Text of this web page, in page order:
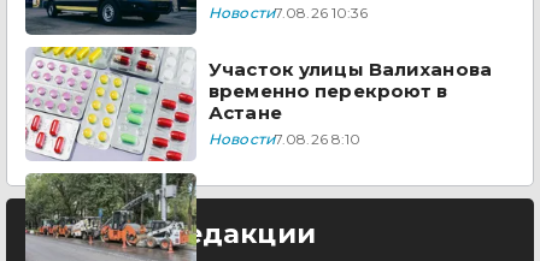
Новости7.08.26 10:36
Участок улицы Валиханова
временно перекроют в
Астане
Новости7.08.26 8:10
Выбор редакции